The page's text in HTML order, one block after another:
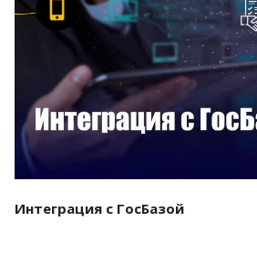
Смотреть проект
Интеграция с ГосБазой